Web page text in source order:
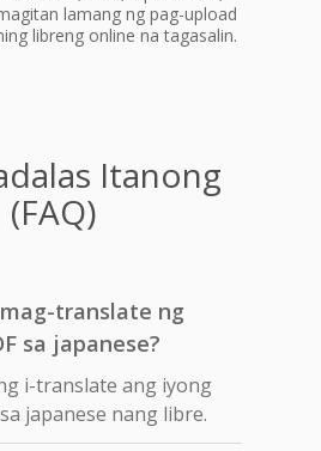
lamang ng pag-upload
libreng online na tagasalin.
Itanong
(FAQ)
translate ng
sa japanese?
i-translate ang iyong
japanese nang libre.